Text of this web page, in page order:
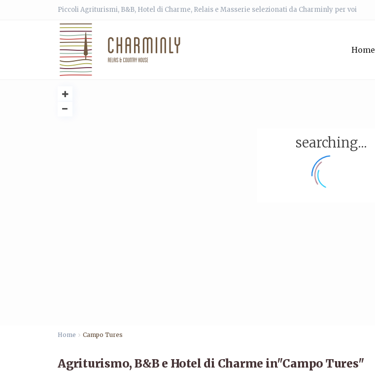
Piccoli Agriturismi, B&B, Hotel di Charme, Relais e Masserie selezionati da Charminly per voi
Home
searching...
Home Campo Tures
Agriturismo, B&B e Hotel di Charme in"Campo Tures"